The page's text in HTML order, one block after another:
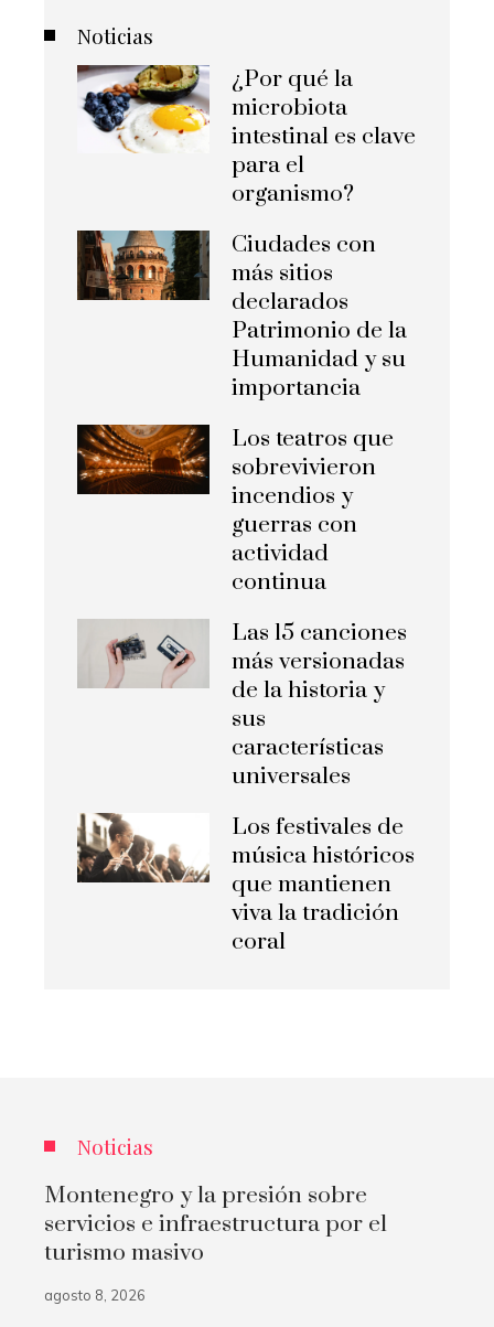
Noticias
¿Por qué la
microbiota
intestinal es clave
para el
organismo?
Ciudades con
más sitios
declarados
Patrimonio de la
Humanidad y su
importancia
Los teatros que
sobrevivieron
incendios y
guerras con
actividad
continua
Las 15 canciones
más versionadas
de la historia y
sus
características
universales
Los festivales de
música históricos
que mantienen
viva la tradición
coral
Noticias
Montenegro y la presión sobre
servicios e infraestructura por el
turismo masivo
agosto 8, 2026